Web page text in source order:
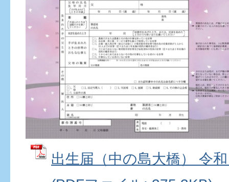
出生届（中の島大橋） 令